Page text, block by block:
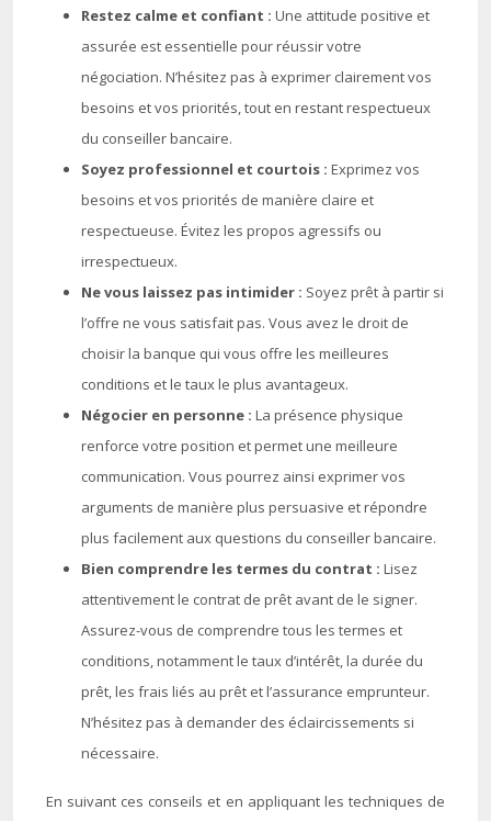
Restez calme et confiant : Une attitude positive et
assurée est essentielle pour réussir votre
négociation. N’hésitez pas à exprimer clairement vos
besoins et vos priorités, tout en restant respectueux
du conseiller bancaire.
Soyez professionnel et courtois : Exprimez vos
besoins et vos priorités de manière claire et
respectueuse. Évitez les propos agressifs ou
irrespectueux.
Ne vous laissez pas intimider : Soyez prêt à partir si
l’offre ne vous satisfait pas. Vous avez le droit de
choisir la banque qui vous offre les meilleures
conditions et le taux le plus avantageux.
Négocier en personne : La présence physique
renforce votre position et permet une meilleure
communication. Vous pourrez ainsi exprimer vos
arguments de manière plus persuasive et répondre
plus facilement aux questions du conseiller bancaire.
Bien comprendre les termes du contrat : Lisez
attentivement le contrat de prêt avant de le signer.
Assurez-vous de comprendre tous les termes et
conditions, notamment le taux d’intérêt, la durée du
prêt, les frais liés au prêt et l’assurance emprunteur.
N’hésitez pas à demander des éclaircissements si
nécessaire.
En suivant ces conseils et en appliquant les techniques de